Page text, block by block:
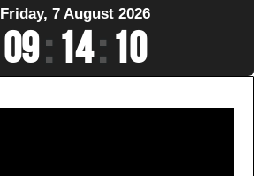
Friday, 7 August 2026
09:14:12